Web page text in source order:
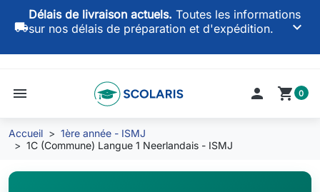
local_shipping
Délais de livraison actuels. Toutes les informations
sur nos délais de préparation et d'expédition.
keyboard_arrow_down
menu  shopping_cart 0
Accueil
1ère année - ISMJ
1C (Commune) Langue 1 Neerlandais - ISMJ